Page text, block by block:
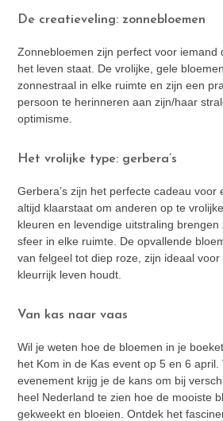
De creatieveling: zonnebloemen
Zonnebloemen zijn perfect voor iemand
het leven staat. De vrolijke, gele
zonnestraal in elke ruimte en zijn een
persoon te herinneren aan zijn/haar
optimisme.
Het vrolijke type: gerbera’s
Gerbera’s zijn het perfecte cadeau voor
altijd klaarstaat om anderen op te
kleuren en levendige uitstraling
sfeer in elke ruimte. De opvallende
van felgeel tot diep roze, zijn ideaal
kleurrijk leven houdt.
Van kas naar vaas
Wil je weten hoe de bloemen in je
het Kom in de Kas event op 5 en 6 april.
evenement krijg je de kans om bij
heel Nederland te zien hoe de mooiste
gekweekt en bloeien. Ontdek het